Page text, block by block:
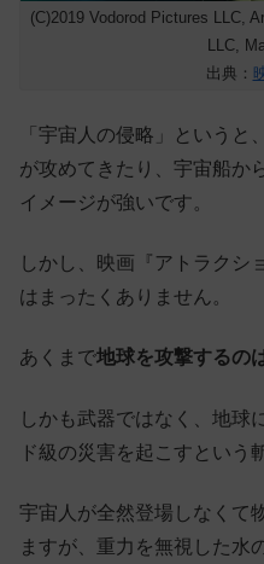
(C)2019 Vodorod Pictures LLC,
LLC,
出典：
「宇宙人の侵略」というと
が攻めてきたり、宇宙船か
イメージが強いです。
しかし、映画『アトラクシ
はまったくありません。
あくまで地球を攻撃するの
しかも武器ではなく、地球
ド級の災害を起こすという
宇宙人が全然登場しなくて
ますが、重力を無視した水